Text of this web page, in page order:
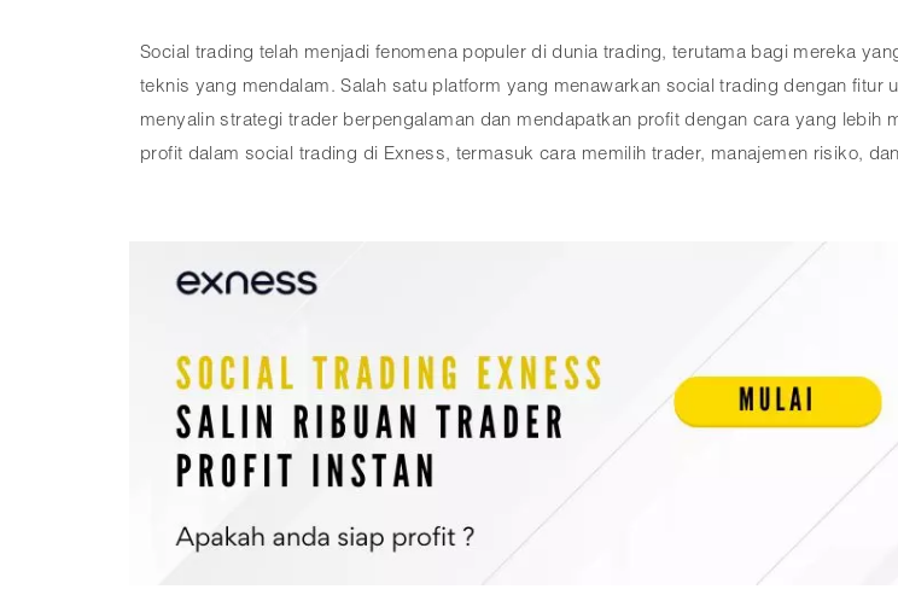
Social trading telah menjadi fenomena populer di dunia trading, terutama bagi mereka
teknis yang mendalam. Salah satu platform yang menawarkan social trading dengan fitur
menyalin strategi trader berpengalaman dan mendapatkan profit dengan cara yang lebih
profit dalam social trading di Exness, termasuk cara memilih trader, manajemen risiko,